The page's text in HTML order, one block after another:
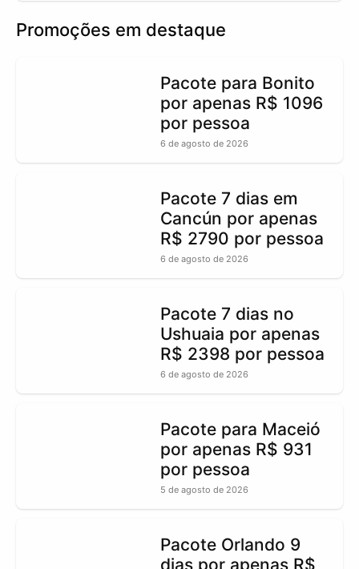
Promoções em destaque
Pacote para Bonito
por apenas R$ 1096
por pessoa
6 de agosto de 2026
Pacote 7 dias em
Cancún por apenas
R$ 2790 por pessoa
6 de agosto de 2026
Pacote 7 dias no
Ushuaia por apenas
R$ 2398 por pessoa
6 de agosto de 2026
Pacote para Maceió
por apenas R$ 931
por pessoa
5 de agosto de 2026
Pacote Orlando 9
dias por apenas R$